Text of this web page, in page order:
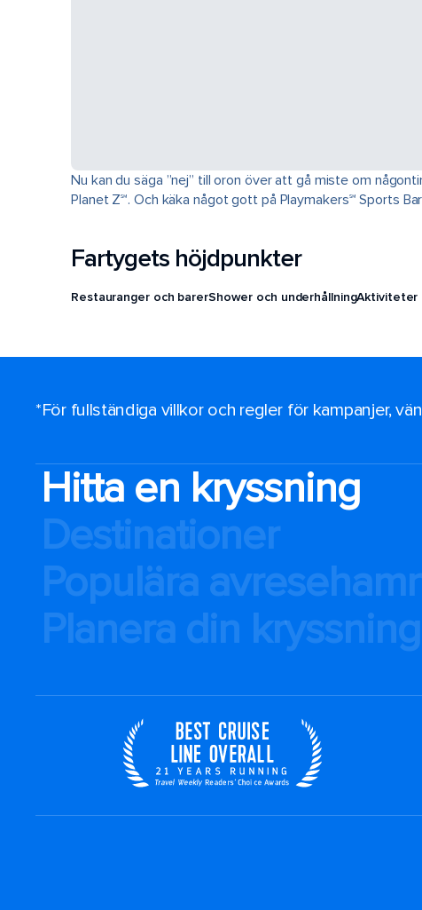
Nu kan du säga ”nej” till oron över att gå miste om
Planet Z℠. Och käka något gott på Playmakers℠ Sports
Fartygets höjdpunkter
Restauranger och barerShower och underhållningAktiviteter
*För fullständiga villkor och regler för kampanjer,
Hitta en kryssning
Destinationer
Populära
Planera din kryssning